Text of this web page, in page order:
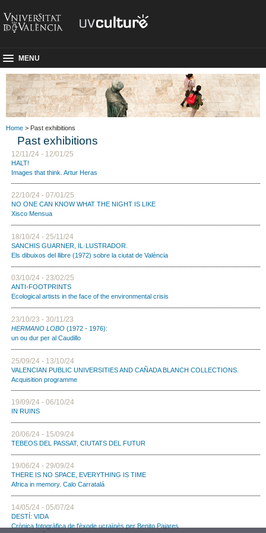
MENU
Home > Past exhibitions
Past exhibitions
12/11/24 - 12/01/25
HALT!
Images that think. Artur Heras
22/10/24 - 07/01/25
NO ONE CAN KNOW WHAT THE NIGHT IS LIKE
Xisco Mensua
18/10/24 - 25/11/24
SANCHIS GUARNER, IL·LUSTRADOR.
Els dibuixos del llibre (1972) sobre la ciutat de València
03/10/24 - 23/02/25
ANTI-FOOTPRINTS
Ecological artists in the face of the environmental crisis
23/10/23 - 30/11/23
HERMANO LOBO(1972 - 1976):
un ou dur per al Caudillo
25/09/24 - 13/10/24
VALENCIAN PUBLIC UNIVERSITIES AND CAÑADA BLANCH COLLECTIONS.
Acquisition programme
19/09/24 - 06/10/24
IN RUINS
20/06/24 - 15/09/24
TEBEOS DEL PASSAT, CIUTATS DEL FUTUR
19/06/24 - 29/09/24
THERE IS NO SPACE, EVERYTHING IS TIME
Africa in memory. Calo Carratalá
14/05/24 - 05/07/24
DESTÍ: VIDA
Crònica fotogràfica de l'èxode ucraïnès per Benito Pajares